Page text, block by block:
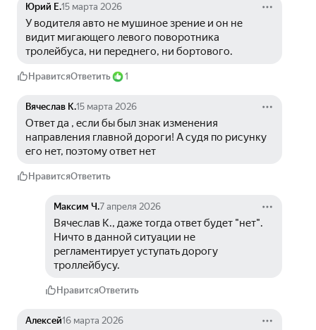
Юрий Е.15 марта 2026
У водителя авто не мушиное зрение и он не
видит мигающего левого поворотника
тролейбуса, ни переднего, ни бортового.
НравитсяОтветить 1
Вячеслав К.15 марта 2026
Ответ да , если бы был знак изменения
направления главной дороги! А судя по рисунку
его нет, поэтому ответ нет
НравитсяОтветить
Максим Ч.7 апреля 2026
Вячеслав К., даже тогда ответ будет "нет".
Ничто в данной ситуации не
регламентирует уступать дорогу
троллейбусу.
НравитсяОтветить
Алексей16 марта 2026